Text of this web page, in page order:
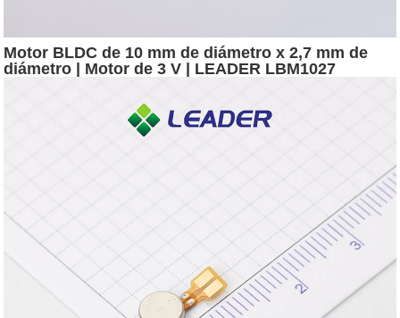
Motor BLDC de 10 mm de diámetro x 2,7 mm de
diámetro | Motor de 3 V | LEADER LBM1027